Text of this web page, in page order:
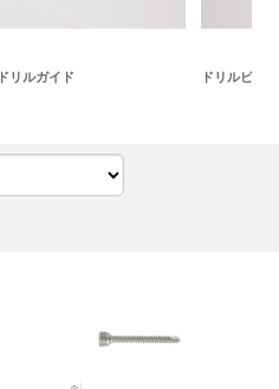
ドリルガイド ドリルビット